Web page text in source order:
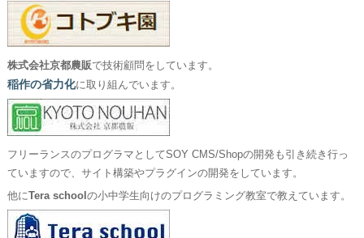
株式会社京都農販で技術顧問をしています。
稲作の省力化に取り組んでいます。
フリーランスのプログラマとしてSOY CMS/Shopの開発も引き続き行っ
ていますので、サイト構築やプラグインの開発をしています。
他にTera school の小中学生向けのプログラミング教室で教えています。